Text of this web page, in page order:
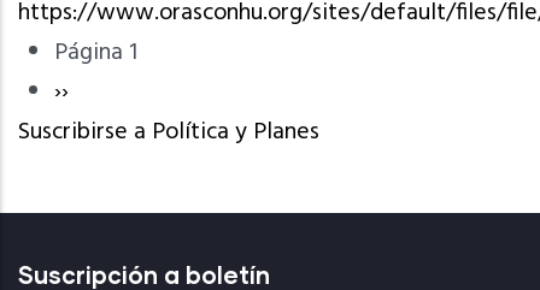
https://www.orasconhu.org/sites/default/files/
Paginación
Página 1
Siguiente
página
››
Suscribirse a Política y Planes
Suscripción a boletín